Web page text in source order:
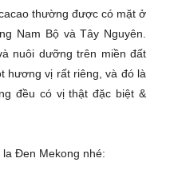
thường được có mặt ở
Nam Bộ và Tây Nguyên.
nuôi dưỡng trên miền đất
hương vị rất riêng, và đó là
đều có vị thật đặc biệt &
Đen Mekong nhé: